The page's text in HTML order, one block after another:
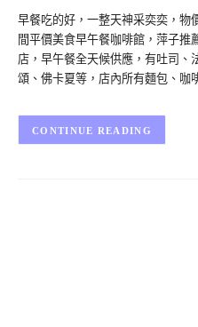
早餐吃的好，一整天神采奕奕，物
間平價美食早午餐咖啡館，萍子推
店，早午餐全天候供應，有吐司、
頌、佛卡夏等，店內所有麵包、咖
CONTINUE READING